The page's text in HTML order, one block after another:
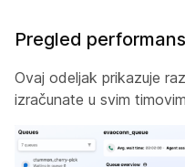
Pregled
Ovaj odeljak prikazuje
izračunate u svim